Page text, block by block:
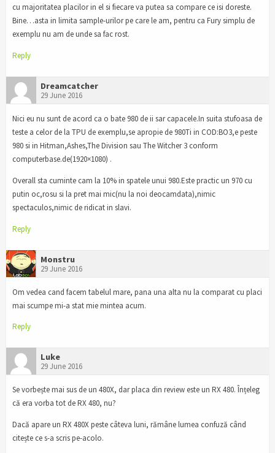
cu majoritatea placilor in el si fiecare va putea sa compare ce isi doreste.
Bine…asta in limita sample-urilor pe care le am, pentru ca Fury simplu de
exemplu nu am de unde sa fac rost.
Reply
Dreamcatcher
29 June 2016
Nici eu nu sunt de acord ca o bate 980 de ii sar capacele.In suita stufoasa de
teste a celor de la TPU de exemplu,se apropie de 980Ti in COD:BO3,e peste
980 si in Hitman,Ashes,The Division sau The Witcher 3 conform
computerbase.de(1920×1080) .
Overall sta cuminte cam la 10% in spatele unui 980.Este practic un 970 cu
putin oc,rosu si la pret mai mic(nu la noi deocamdata),nimic
spectaculos,nimic de ridicat in slavi.
Reply
Monstru
29 June 2016
Om vedea cand facem tabelul mare, pana una alta nu la comparat cu placi
mai scumpe mi-a stat mie mintea acum.
Reply
Luke
29 June 2016
Se vorbește mai sus de un 480X, dar placa din review este un RX 480. Înțeleg
că era vorba tot de RX 480, nu?
Dacă apare un RX 480X peste câteva luni, rămâne lumea confuză când
citește ce s-a scris pe-acolo.